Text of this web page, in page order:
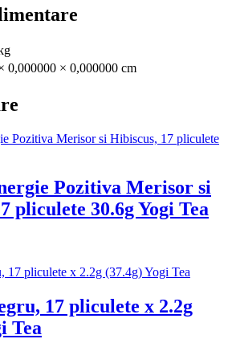
0,000000 × 0,000000 cm
Pozitiva Merisor si
pliculete 30.6g Yogi Tea
17 pliculete x 2.2g
Tea